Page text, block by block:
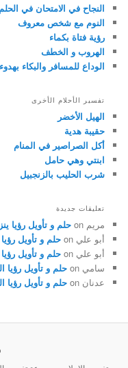
النجاح في الامتحان في الحلم
النوم مع شخص معروف
رؤية فتاة بكماء
الهروب و الخطف
الوداع للمسافر والبكاء بهدوء
تفسير الأحلام الأخرى
الهيل الأخضر
حقيبة هدية
أكل الصراصير في المنام
ابنتي وهي حامل
شرب الحليب بالزنجبيل
تعليقات جديدة
مريم on
حلم و تأويل رؤيا
أبو علي on
حلم و تأويل
أبو علي on
حلم و تأويل
سامي on
حلم و تأويل رؤيا
عدنان on حلم و تأويل